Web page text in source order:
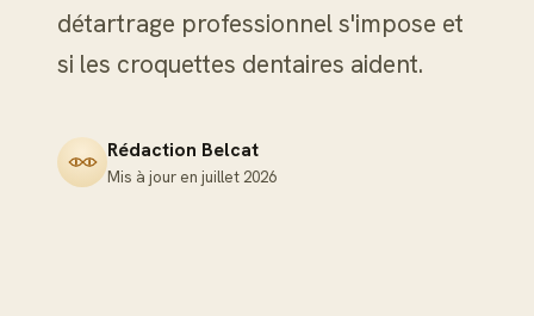
détartrage professionnel s'impose et
si les croquettes dentaires aident.
Rédaction Belcat
Mis à jour en juillet 2026